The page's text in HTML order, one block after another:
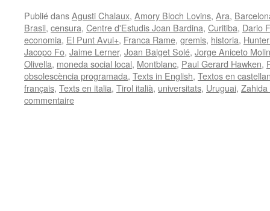
Publié dansAgusti Chalaux, Amory Bloch Lovins, Ara,
Brasil, censura, Centre d'Estudis Joan Bardina, Curitiba, Dario
economia, El Punt Avui+, Franca Rame, gremis, historia,
Jacopo Fo, Jaime Lerner, Joan Baiget Solé, Jorge Aniceto
Olivella, moneda social local, Montblanc, Paul Gerard Hawken,
obsolescència programada, Texts in English, Textos en
français, Texts en italia, Tirol italià, universitats, Uruguai,
commentaire